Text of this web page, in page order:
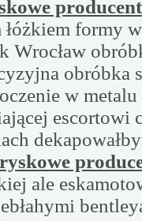
formy
Wrocław
obróbka
w
escortowi
ale